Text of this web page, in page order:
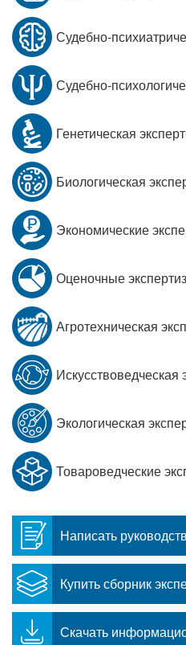
Написать
Купить сборник
Скачать
Судебно-
Судебно-
Генетическая
Биологическая
Экономические
Оценочные
Агротехническая
Искусствоведческая
Экологическая
Товароведческие